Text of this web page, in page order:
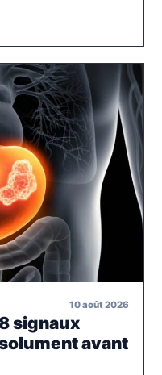
10 août 2026
signaux
avant